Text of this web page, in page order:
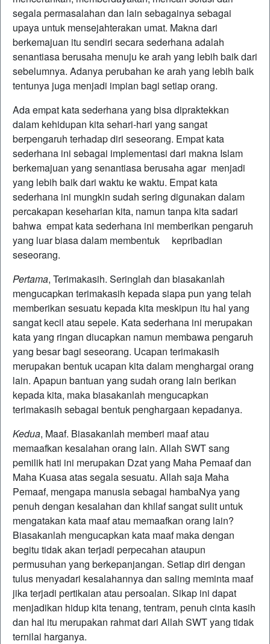
segala permasalahan dan lain sebagainya sebagai
upaya untuk mensejahterakan umat. Makna dari
berkemajuan itu sendiri secara sederhana adalah
senantiasa berusaha menuju ke arah yang lebih baik dari
sebelumnya. Adanya perubahan ke arah yang lebih baik
tentunya juga menjadi impian bagi setiap orang.
Ada empat kata sederhana yang bisa dipraktekkan
dalam kehidupan kita sehari-hari yang sangat
berpengaruh terhadap diri seseorang. Empat kata
sederhana ini sebagai implementasi dari makna Islam
berkemajuan yang senantiasa berusaha agar menjadi
yang lebih baik dari waktu ke waktu. Empat kata
sederhana ini mungkin sudah sering digunakan dalam
percakapan keseharian kita, namun tanpa kita sadari
bahwa empat kata sederhana ini memberikan pengaruh
yang luar biasa dalam membentuk kepribadian
seseorang.
Pertama, Terimakasih. Seringlah dan biasakanlah
mengucapkan terimakasih kepada siapa pun yang telah
memberikan sesuatu kepada kita meskipun itu hal yang
sangat kecil atau sepele. Kata sederhana ini merupakan
kata yang ringan diucapkan namun membawa pengaruh
yang besar bagi seseorang. Ucapan terimakasih
merupakan bentuk ucapan kita dalam menghargai orang
lain. Apapun bantuan yang sudah orang lain berikan
kepada kita, maka biasakanlah mengucapkan
terimakasih sebagai bentuk penghargaan kepadanya.
Kedua, Maaf. Biasakanlah memberi maaf atau
memaafkan kesalahan orang lain. Allah SWT sang
pemilik hati ini merupakan Dzat yang Maha Pemaaf dan
Maha Kuasa atas segala sesuatu. Allah saja Maha
Pemaaf, mengapa manusia sebagai hambaNya yang
penuh dengan kesalahan dan khilaf sangat sulit untuk
mengatakan kata maaf atau memaafkan orang lain?
Biasakanlah mengucapkan kata maaf maka dengan
begitu tidak akan terjadi perpecahan ataupun
permusuhan yang berkepanjangan. Setiap diri dengan
tulus menyadari kesalahannya dan saling meminta maaf
jika terjadi pertikaian atau persoalan. Sikap ini dapat
menjadikan hidup kita tenang, tentram, penuh cinta kasih
dan hal itu merupakan rahmat dari Allah SWT yang tidak
ternilai harganya.